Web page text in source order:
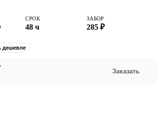
СРОК
48 ч
ЗАБОР
285 ₽
дешевле
Заказать